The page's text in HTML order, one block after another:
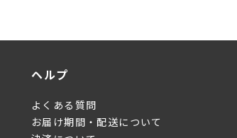
ヘルプ
よくある質問
お届け期間・配送について